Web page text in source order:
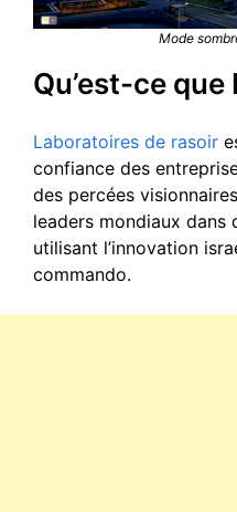
Mode
Qu’est-ce que
Laboratoires de rasoir
confiance des
des percées
leaders mondiaux dans
utilisant l’innovation
commando.